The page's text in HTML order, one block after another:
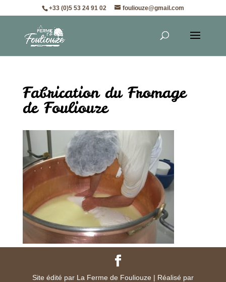
+33 (0)5 53 24 91 02 fouliouze@gmail.com
Fabrication du Fromage
de Fouliouze
Site édité par La Ferme de Fouliouze | Réalisé par